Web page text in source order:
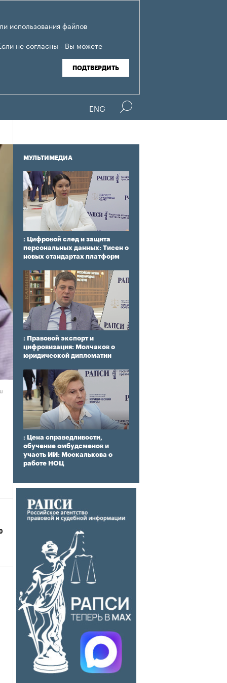
использования файлов
не согласны - Вы можете
ПОДТВЕРДИТЬ
ENG
МУЛЬТИМЕДИА
: Цифровой след и защита
персональных данных: Тисен о
новых стандартах платформ
: Правовой экспорт и
цифровизация: Молчаков о
юридической дипломатии
: Цена справедливости,
обучение омбудсменов и
участь ИИ: Москалькова о
работе НОЦ